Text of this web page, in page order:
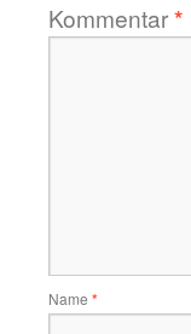
Kommentar*
Name *